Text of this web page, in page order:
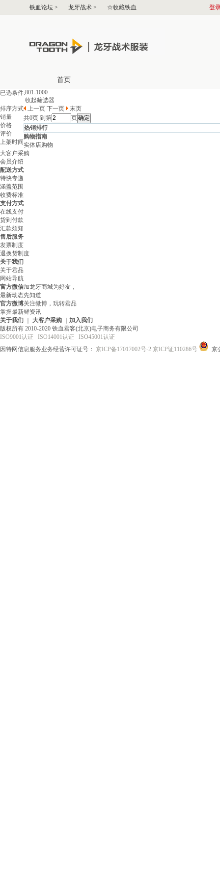
已选条件:801-1000
收起筛选器
排序方式
销量
价格
评价
上架时间
上一页 下一页
末页
共0页 到第
页
热销排行
购物指南
实体店购物
大客户采购
会员介绍
配送方式
特快专递
涵盖范围
收费标准
支付方式
在线支付
货到付款
汇款须知
售后服务
发票制度
退换货制度
关于我们
关于君品
网站导航
官方微信加龙牙商城为好友，
最新动态先知道
官方微博关注微博，玩转君品
掌握最新鲜资讯
关于我们
大客户采购
加入我们
版权所有 2010-2020 铁血君客(北京)电子商务有限公司
ISO9001认证
ISO14001认证
ISO45001认证
因特网信息服务业务经营许可证号： 京ICP备17017002号-2 京ICP证110286号 京